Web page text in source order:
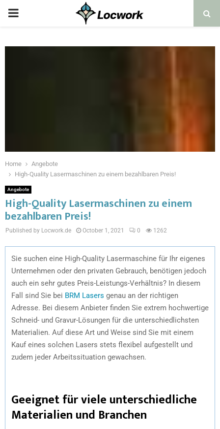
Home
Angebote
High-Quality Lasermaschinen zu einem bezahlbaren Preis!
Angebote
High-Quality Lasermaschinen zu einem
bezahlbaren Preis!
Published by Locwork.de October 1, 2021 0 1262
Sie suchen eine High-Quality Lasermaschine für Ihr eigenes
Unternehmen oder den privaten Gebrauch, benötigen jedoch
auch ein sehr gutes Preis-Leistungs-Verhältnis? In diesem
Fall sind Sie bei BRM Lasers genau an der richtigen
Adresse. Bei diesem Anbieter finden Sie extrem hochwertige
Schneid- und Gravur-Lösungen für die unterschiedlichsten
Materialien. Auf diese Art und Weise sind Sie mit einem
Kauf eines solchen Lasers stets flexibel aufgestellt und
zudem jeder Arbeitssituation gewachsen.
Geeignet für viele unterschiedliche
Materialien und Branchen